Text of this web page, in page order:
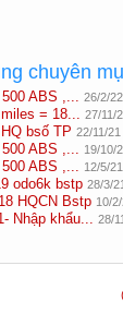
chuyên
ABS ,... 26/2/22
= 18... 27/11/
bsố TP 22/11/21
ABS ,... 19/10/
ABS ,... 12/5/21
odo6k bstp 28/3/21
HQCN Bstp 10/2/
Nhập khẩu... 28/